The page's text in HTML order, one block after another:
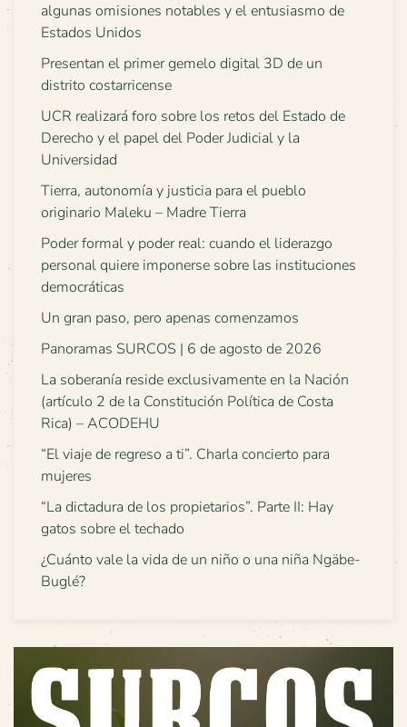
algunas omisiones notables y el entusiasmo de
Estados Unidos
Presentan el primer gemelo digital 3D de un
distrito costarricense
UCR realizará foro sobre los retos del Estado de
Derecho y el papel del Poder Judicial y la
Universidad
Tierra, autonomía y justicia para el pueblo
originario Maleku – Madre Tierra
Poder formal y poder real: cuando el liderazgo
personal quiere imponerse sobre las instituciones
democráticas
Un gran paso, pero apenas comenzamos
Panoramas SURCOS | 6 de agosto de 2026
La soberanía reside exclusivamente en la Nación
(artículo 2 de la Constitución Política de Costa
Rica) – ACODEHU
“El viaje de regreso a ti”. Charla concierto para
mujeres
“La dictadura de los propietarios”. Parte II: Hay
gatos sobre el techado
¿Cuánto vale la vida de un niño o una niña Ngäbe-
Buglé?